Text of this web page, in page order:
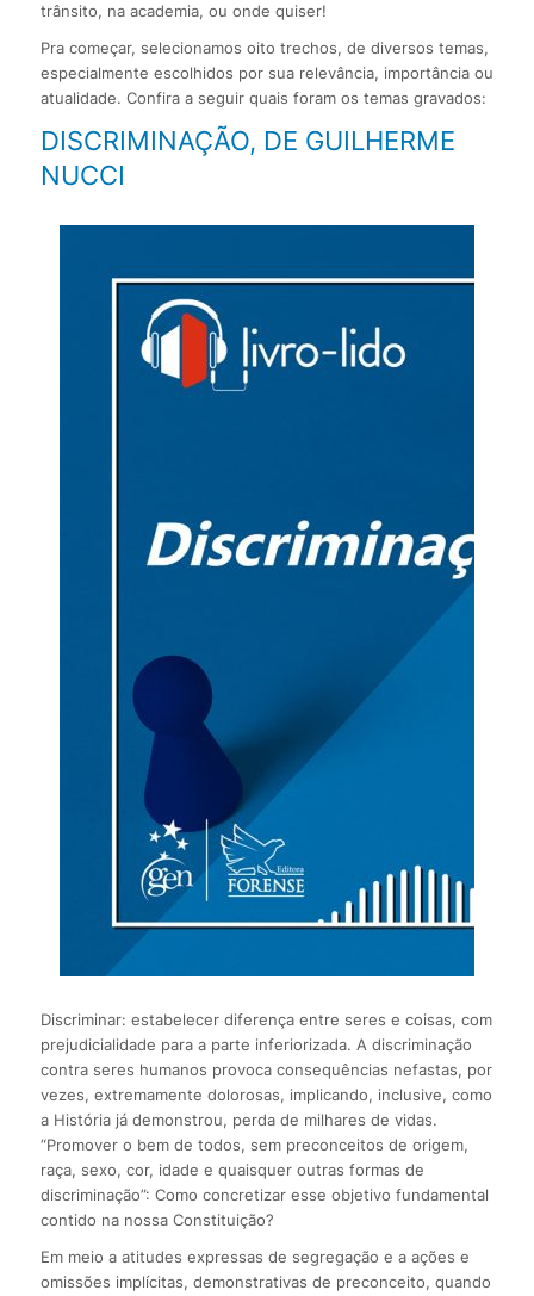
trânsito, na academia, ou onde quiser!
Pra começar, selecionamos oito trechos, de diversos temas,
especialmente escolhidos por sua relevância, importância ou
atualidade. Confira a seguir quais foram os temas gravados:
DISCRIMINAÇÃO, DE GUILHERME
NUCCI
Discriminar: estabelecer diferença entre seres e coisas, com
prejudicialidade para a parte inferiorizada. A discriminação
contra seres humanos provoca consequências nefastas, por
vezes, extremamente dolorosas, implicando, inclusive, como
a História já demonstrou, perda de milhares de vidas.
“Promover o bem de todos, sem preconceitos de origem,
raça, sexo, cor, idade e quaisquer outras formas de
discriminação”: Como concretizar esse objetivo fundamental
contido na nossa Constituição?
Em meio a atitudes expressas de segregação e a ações e
omissões implícitas, demonstrativas de preconceito, quando